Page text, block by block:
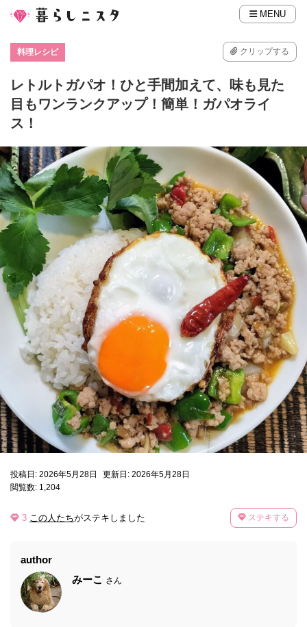
MENU
料理レシピ クリップする
レトルトガパオ！ひと手間加えて、味も見た
目もワンランクアップ！簡単！ガパオライ
ス！
投稿日: 2026年5月28日
更新日: 2026年5月28日
閲覧数: 1,204
3 この人たちがステキしました ステキする
author
みーこ さん